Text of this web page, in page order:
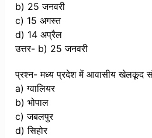
b) 25 जनवरी
c) 15 अगस्त
d) 14 अप्रैल
उत्तर- b) 25 जनवरी
प्रश्न- मध्य प्रदेश में आवासीय खेलकूद
a) ग्वालियर
b) भोपाल
c) जबलपुर
d) सिहोर